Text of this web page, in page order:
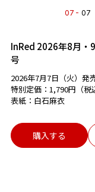
07 07
InRed 2026年8月・
号
2026年7月7日（火）発
特別定価：1,790円（税
表紙：白石麻衣
購入する